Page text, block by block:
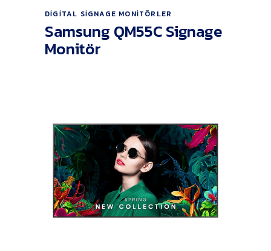
Ürünü İncele
DIGITAL SIGNAGE MONITÖRLER
Samsung QM55C Signage
Monitör